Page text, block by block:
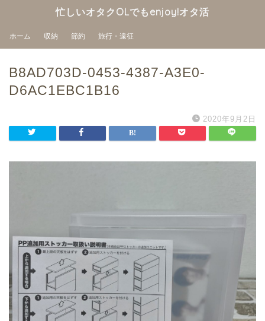
忙しいオタクOLでもenjoy!オタ活
ホーム 収納 節約 旅行・遠征
B8AD703D-0453-4387-A3E0-
D6AC1EBC1B16
2020年9月2日